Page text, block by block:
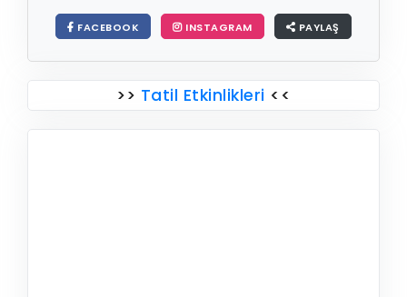
FACEBOOK INSTAGRAM PAYLAŞ
>> Tatil Etkinlikleri <<